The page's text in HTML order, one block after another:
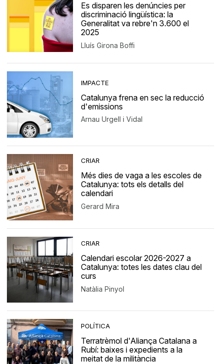
Es disparen les denúncies per
discriminació lingüística: la
Generalitat va rebre'n 3.600 el
2025
Lluís Girona Boffi
IMPACTE
Catalunya frena en sec la reducció
d'emissions
Arnau Urgell i Vidal
CRIAR
Més dies de vaga a les escoles de
Catalunya: tots els detalls del
calendari
Gerard Mira
CRIAR
Calendari escolar 2026-2027 a
Catalunya: totes les dates clau del
curs
Natàlia Pinyol
POLÍTICA
Terratrèmol d'Aliança Catalana a
Rubí: baixes i expedients a la
meitat de la militància